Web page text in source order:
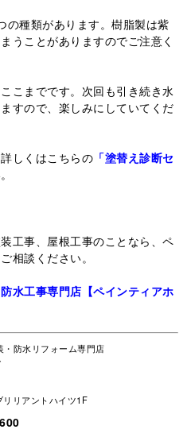
の種類があります。樹脂製は紫
うことがありますのでご注意く
こまでです。次回も引き続き水
すので、楽しみにしていてくだ
しくはこちらの 「塗替え診断セ
工事、屋根工事のことなら、ペ
相談ください。
水工事専門店【ペインティアホ
防水リフォーム専門店
リアントハイツ1F